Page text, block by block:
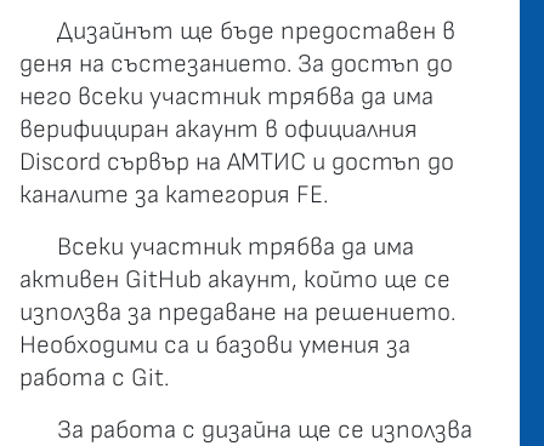
Дизайнът ще бъде предоставен в
деня на състезанието. За достъп до
него всеки участник трябва да има
верифициран акаунт в официалния
Discord сървър на АМТИС и достъп до
каналите за категория FE.
Всеки участник трябва да има
активен GitHub акаунт, който ще се
използва за предаване на решението.
Необходими са и базови умения за
работа с Git.
За работа с дизайна ще се използва